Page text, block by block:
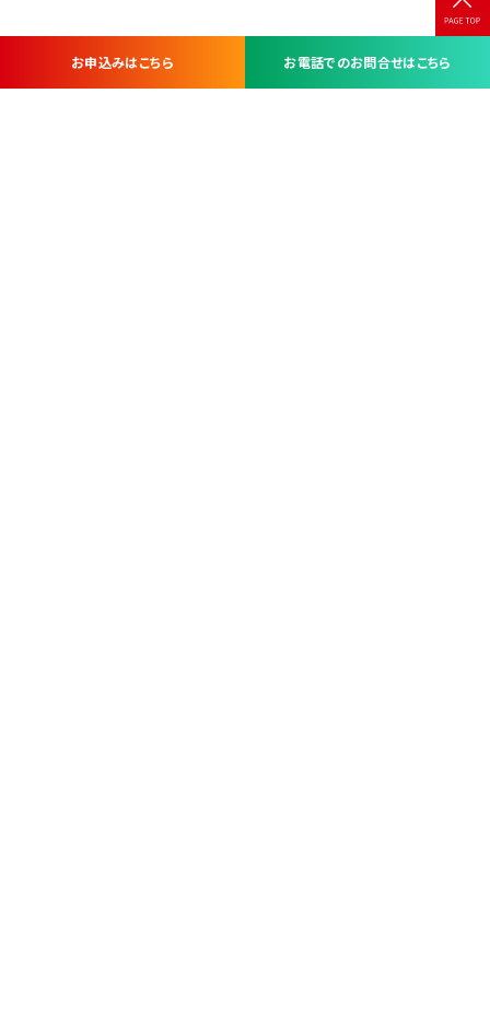
お申込みはこちら お電話でのお問合せはこちら